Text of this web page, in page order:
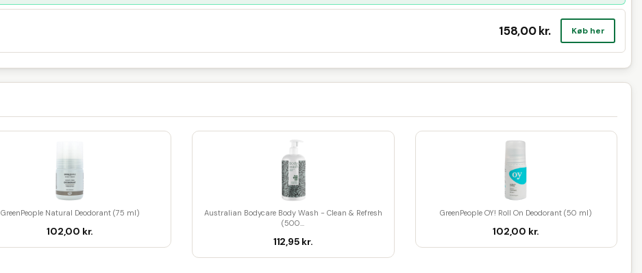
158,00 kr. Køb her
GreenPeople Natural Deodorant (75 ml)
102,00 kr.
Australian Bodycare Body Wash - Clean & Refresh
(500...
112,95 kr.
GreenPeople OY! Roll On Deodorant (50 ml)
102,00 kr.